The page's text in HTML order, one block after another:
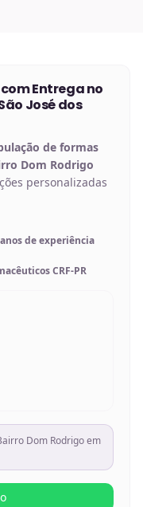
com Entrega no
José dos
de formas
Dom Rodrigo
personalizadas
de experiência
CRF-PR
Dom Rodrigo em